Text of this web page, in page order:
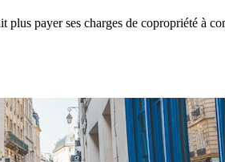
payer ses charges de copropriété à